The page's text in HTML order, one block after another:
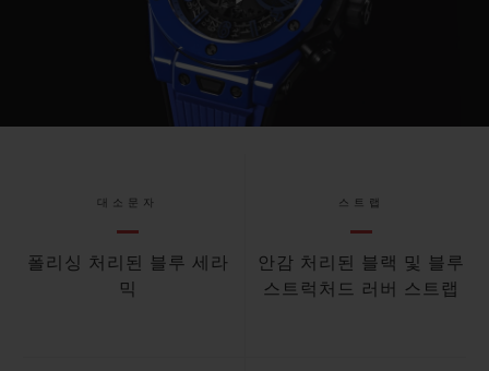
Play
대소문자
폴리싱 처리된 블루 세라
믹
스트랩
안감 처리된 블랙 및 블루
스트럭처드 러버 스트랩